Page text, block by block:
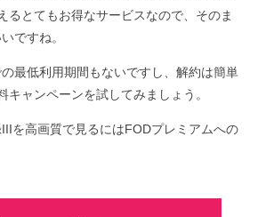
るとてもお得なサービスなので、そのま
ですね。
最低利用期間もないですし、解約は簡単
キャンペーンを試してみましょう。
を高画質で見るにはFODプレミアムへの